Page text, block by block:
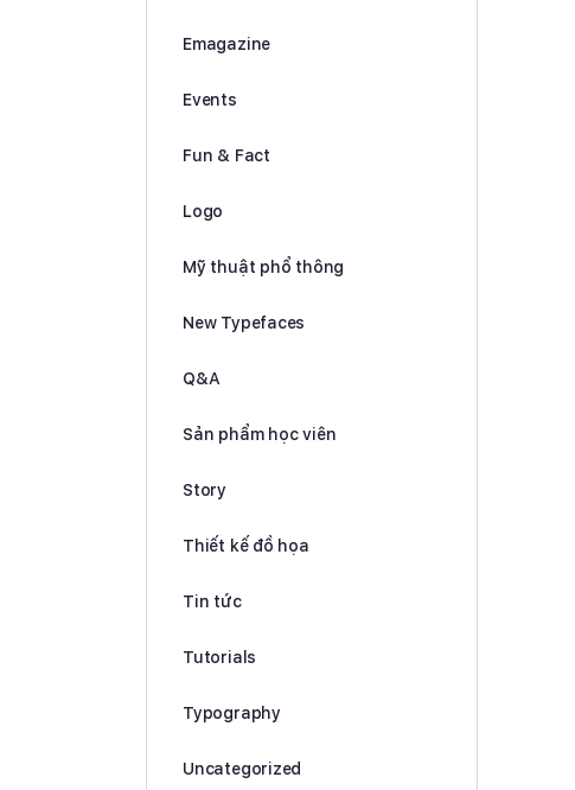
Emagazine
Events
Fun & Fact
Logo
Mỹ thuật phổ thông
New Typefaces
Q&A
Sản phẩm học viên
Story
Thiết kế đồ họa
Tin tức
Tutorials
Typography
Uncategorized